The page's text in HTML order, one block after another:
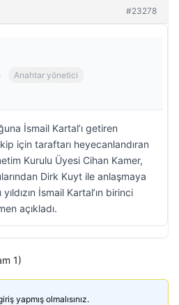
#23278
Anahtar yönetici
İsmail Kartal’ı getiren
için taraftarı heyecanlandıran
Kurulu Üyesi Cihan Kamer,
Dirk Kuyt ile anlaşmaya
İsmail Kartal’ın birinci
açıkladı.
1)
yapmış olmalısınız.